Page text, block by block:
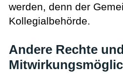
werden, denn der
Kollegialbehörde.
Andere Rechte